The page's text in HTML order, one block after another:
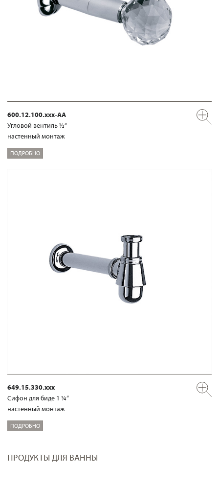
600.12.100.xxx-AA
Угловой вентиль ½“
настенный монтаж
ПОДРОБНО
649.15.330.xxx
Сифон для биде 1 ¼“
настенный монтаж
ПОДРОБНО
ПРОДУКТЫ ДЛЯ ВАННЫ